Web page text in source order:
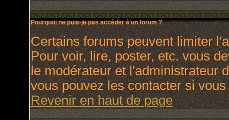
Pourquoi ne puis-je pas accéder à un forum ?
Certains forums peuvent limiter
Pour voir, lire, poster, etc. vous
le modérateur et l'administrateur
vous pouvez les contacter si
Revenir en haut de page